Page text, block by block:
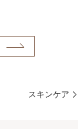
スキンケア